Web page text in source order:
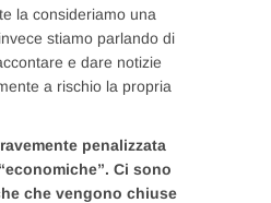
la consideriamo una
stiamo parlando di
e dare notizie
a rischio la propria
penalizzata
Ci sono
che vengono chiuse